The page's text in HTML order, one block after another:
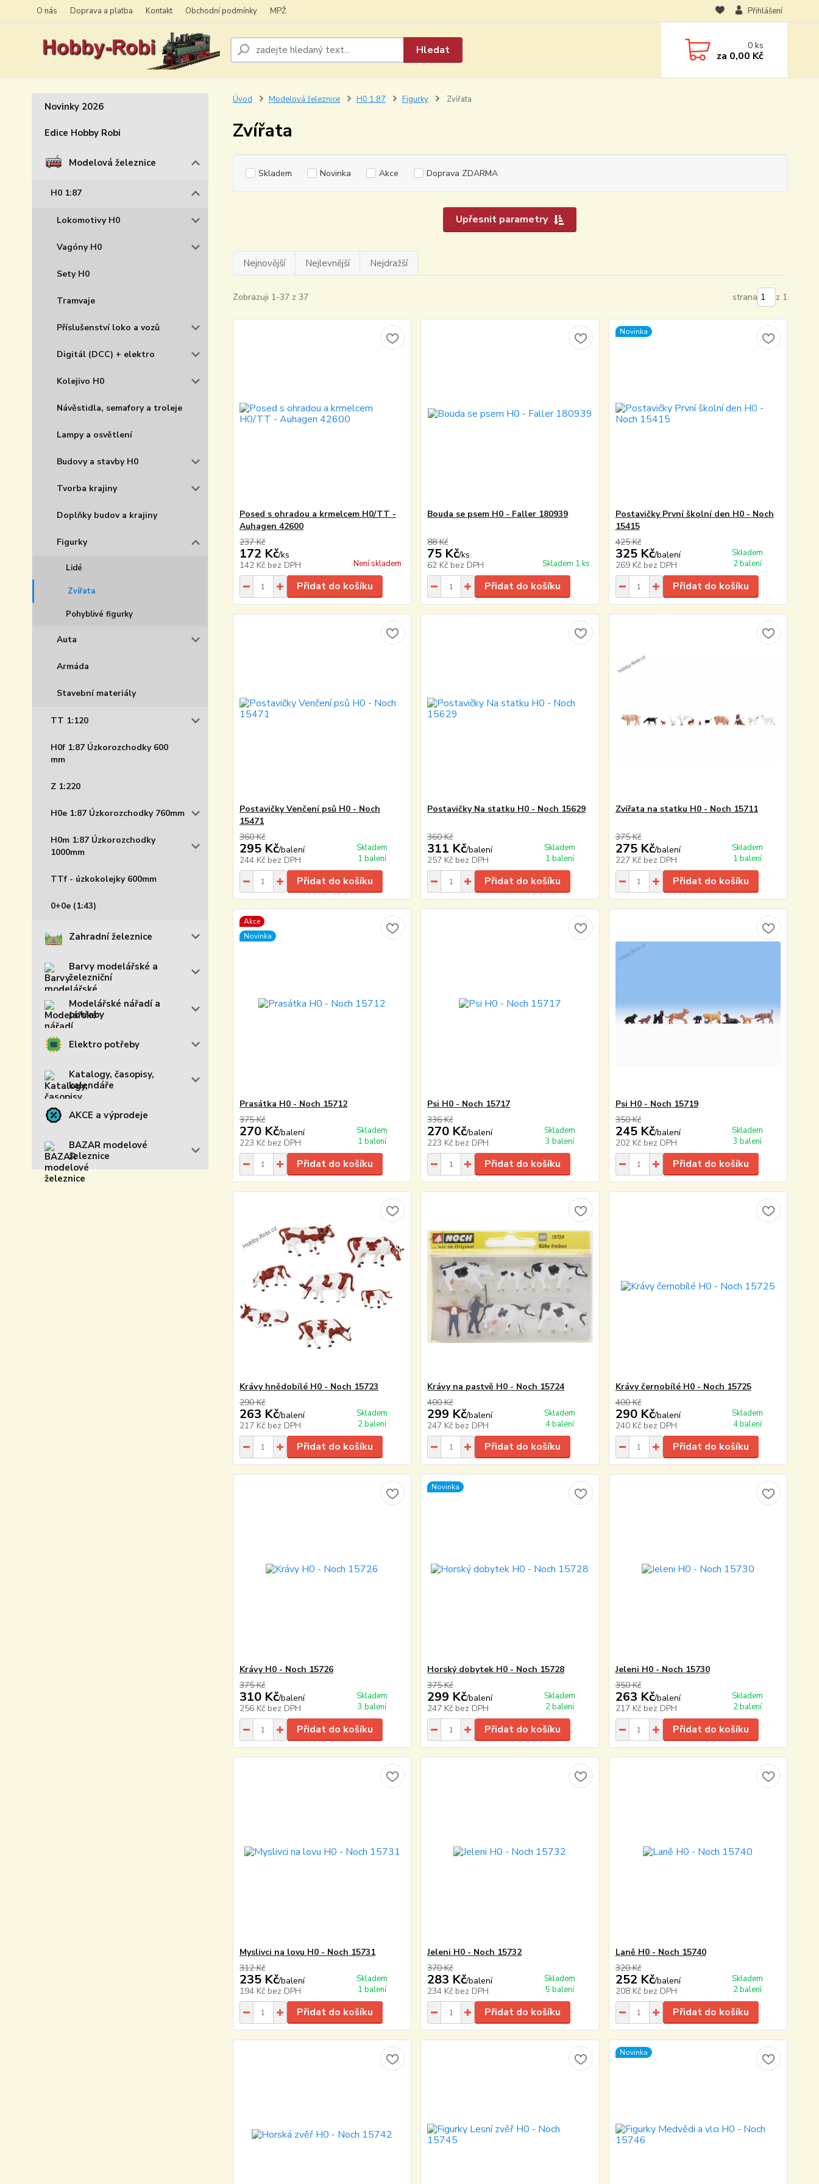
O nás Doprava a platba Kontakt Obchodní podmínky MPŽ Přihlášení
Hledat 0ks
za 0,00 Kč
Novinky 2026
Edice Hobby Robi
Modelová železnice
H0 1:87
Lokomotivy H0
Vagóny H0
Sety H0
Tramvaje
Příslušenství loko a vozů
Digitál (DCC) + elektro
Kolejivo H0
Návěstidla, semafory a troleje
Lampy a osvětlení
Budovy a stavby H0
Tvorba krajiny
Doplňky budov a krajiny
Figurky
Lidé
Zvířata
Pohyblivé figurky
Auta
Armáda
Stavební materiály
TT 1:120
H0f 1:87 Úzkorozchodky 600
mm
Z 1:220
H0e 1:87 Úzkorozchodky 760mm
H0m 1:87 Úzkorozchodky
1000mm
TTf - úzkokolejky 600mm
0+0e (1:43)
Zahradní železnice
Barvy modelářské a
železniční
Modelářské nářadí a
potřeby
Elektro potřeby
Katalogy, časopisy,
kalendáře
AKCE a výprodeje
BAZAR modelové
železnice
Úvod Modelová železnice H0 1:87 Figurky Zvířata
Zvířata
Upřesnit parametry
Skladem Novinka Akce Doprava ZDARMA
Nejnovější Nejlevnější Nejdražší
Zobrazuji 1-37 z 37 strana z 1
Posed s ohradou a krmelcem H0/TT -
Auhagen 42600
237 Kč
172 Kč/ks
142 Kč bez DPH Není skladem
Přidat do košíku
Bouda se psem H0 - Faller 180939
88 Kč
75 Kč/ks
62 Kč bez DPH Skladem 1 ks
Přidat do košíku
Novinka
Postavičky První školní den H0 - Noch
15415
425 Kč
325 Kč/balení
269 Kč bez DPH
Skladem
2 balení
Přidat do košíku
Postavičky Venčení psů H0 - Noch
15471
360 Kč
295 Kč/balení
244 Kč bez DPH
Skladem
1 balení
Přidat do košíku
Postavičky Na statku H0 - Noch 15629
360 Kč
311 Kč/balení
257 Kč bez DPH
Skladem
1 balení
Přidat do košíku
Zvířata na statku H0 - Noch 15711
375 Kč
275 Kč/balení
227 Kč bez DPH
Skladem
1 balení
Přidat do košíku
Akce
Novinka
Prasátka H0 - Noch 15712
375 Kč
270 Kč/balení
223 Kč bez DPH
Skladem
1 balení
Přidat do košíku
Psi H0 - Noch 15717
336 Kč
270 Kč/balení
223 Kč bez DPH
Skladem
3 balení
Přidat do košíku
Psi H0 - Noch 15719
350 Kč
245 Kč/balení
202 Kč bez DPH
Skladem
3 balení
Přidat do košíku
Krávy hnědobílé H0 - Noch 15723
290 Kč
263 Kč/balení
217 Kč bez DPH
Skladem
2 balení
Přidat do košíku
Krávy na pastvě H0 - Noch 15724
400 Kč
299 Kč/balení
247 Kč bez DPH
Skladem
4 balení
Přidat do košíku
Krávy černobílé H0 - Noch 15725
400 Kč
290 Kč/balení
240 Kč bez DPH
Skladem
4 balení
Přidat do košíku
Krávy H0 - Noch 15726
375 Kč
310 Kč/balení
256 Kč bez DPH
Skladem
3 balení
Přidat do košíku
Novinka
Horský dobytek H0 - Noch 15728
375 Kč
299 Kč/balení
247 Kč bez DPH
Skladem
2 balení
Přidat do košíku
Jeleni H0 - Noch 15730
350 Kč
263 Kč/balení
217 Kč bez DPH
Skladem
2 balení
Přidat do košíku
Myslivci na lovu H0 - Noch 15731
312 Kč
235 Kč/balení
194 Kč bez DPH
Skladem
1 balení
Přidat do košíku
Jeleni H0 - Noch 15732
370 Kč
283 Kč/balení
234 Kč bez DPH
Skladem
5 balení
Přidat do košíku
Laně H0 - Noch 15740
320 Kč
252 Kč/balení
208 Kč bez DPH
Skladem
2 balení
Přidat do košíku
Novinka